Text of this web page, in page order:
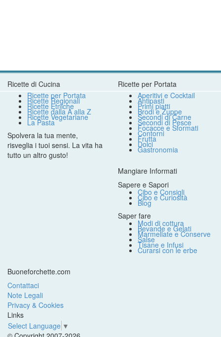
Ricette di Cucina
Ricette per Portata
Ricette Regionali
Ricette Etniche
Ricette dalla A alla Z
Ricette Vegetariane
La Pasta
Spolvera la tua mente,
risveglia i tuoi sensi. La vita ha
tutto un altro gusto!
Ricette per Portata
Aperitivi e Cocktail
Antipasti
Primi piatti
Brodi e Zuppe
Secondi di Carne
Secondi di Pesce
Focacce e Sformati
Contorni
Frutta
Dolci
Gastronomia
Mangiare Informati
Sapere e Sapori
Cibo e Consigli
Cibo e Curiosità
Blog
Saper fare
Modi di cottura
Bevande e Gelati
Marmellate e Conserve
Salse
Tisane e Infusi
Curarsi con le erbe
Buoneforchette.com
Contattaci
Note Legali
Privacy & Cookies
Links
Select Language ▼